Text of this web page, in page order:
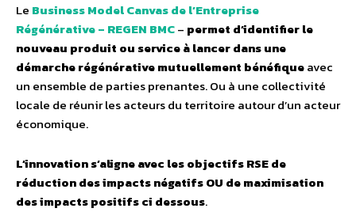
Le Business Model Canvas de l’Entreprise
Régénérative– REGEN BMC– permet d’identifier le
nouveau produit ou service à lancer dans une
démarche régénérative mutuellement bénéfiqueavec
un ensemble de parties prenantes. Ou à une collectivité
locale de réunir les acteurs du territoire autour d’un acteur
économique.
L’innovation s’aligne avec les objectifs RSE de
réduction des impacts négatifs OU de maximisation
des impacts positifs ci dessous.